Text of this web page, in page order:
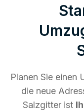
Planen Sie einen
die neue
Salzgitter ist